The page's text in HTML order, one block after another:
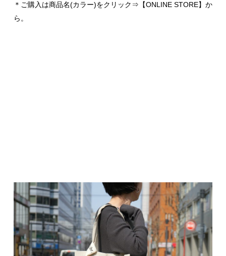
＊ご購入は商品名(カラー)をクリック⇒【ONLINE STORE】か
ら。